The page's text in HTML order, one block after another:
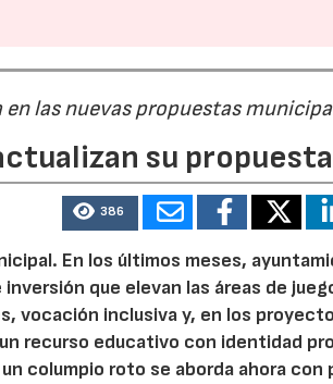
las nuevas propuestas
su propuesta
386
En los últimos meses,
que elevan las áreas de
inclusiva y, en los
recurso educativo con identidad
columpio roto se aborda ahora con